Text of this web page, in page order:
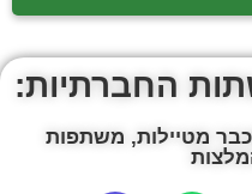
החברתיות:
מטיילות, משתפות